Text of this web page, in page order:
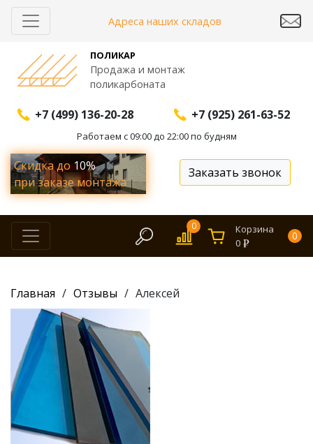
Адреса наших складов
ПОЛИКАР
Продажа и монтаж
поликарбоната
+7 (499) 136-20-28 +7 (925) 261-63-52
Работаем с 09:00 до 22:00 по будням
Скидка до10%
при заказе монтажа
Заказать звонок
0
Корзина
0
0
Главная Отзывы Алексей